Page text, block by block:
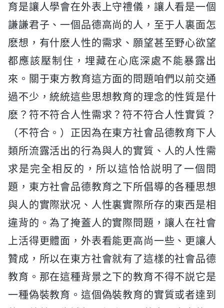
育是讓人學會在外表上守禮儀，讓人看是一個
謙謙君子、一個品德高尚的人，至于人裏面怎
麽想，有什麽人性的需求、願望甚至野心欲望
都應該壓制住，埋藏在心底深處不能暴露出
來。關于東方教育這方面的問題咱們以前交通
過不少，統統這些思想教育的理念的性質是什
麽？符不符合人性需求？符不符合人性實質？
（不符合。）正因為在東方社會品德教育下人
類所流露活出的行為與人的實質、人的人性需
求是完全相反的，所以這恰恰説明了一個問
題，東方社會品德教育之下所倡導的各種思想
與人的實際狀况、人性裏實際所存的東西是相
違背的。為了掩蓋人的實際問題，讓人在社會
上活得更體面，外表看能更高尚一些、更讓人
贊成，所以在東方社會就有了這樣的社會品德
教育。那在這種背景之下的教育不得不説它是
一種偽裝教育。這個偽裝教育的實質或者達到